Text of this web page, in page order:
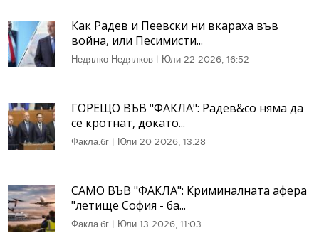
Как Радев и Пеевски ни вкараха във
война, или Песимисти...
Недялко Недялков | Юли 22 2026, 16:52
ГОРЕЩО ВЪВ "ФАКЛА": Радев&co няма да
се кротнат, докато...
Факла.бг | Юли 20 2026, 13:28
САМО ВЪВ "ФАКЛА": Криминалната афера
"летище София - ба...
Факла.бг | Юли 13 2026, 11:03